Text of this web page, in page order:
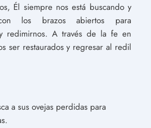
Él siempre nos está buscando y
los brazos abiertos para
redimirnos. A través de la fe en
ser restaurados y regresar al redil
a sus ovejas perdidas para